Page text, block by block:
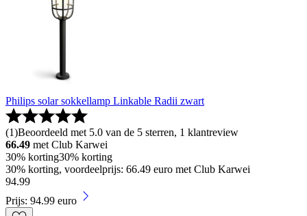
Philips solar sokkellamp Linkable Radii zwart
(1)Beoordeeld met 5.0 van de 5 sterren, 1 klantreview
66.49 met Club Karwei
30% korting30% korting
30% korting, voordeelprijs: 66.49 euro met Club Karwei
94.99
Prijs: 94.99 euro